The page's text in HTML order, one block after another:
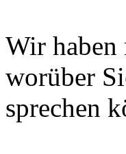
Wir haben
worüber
sprechen